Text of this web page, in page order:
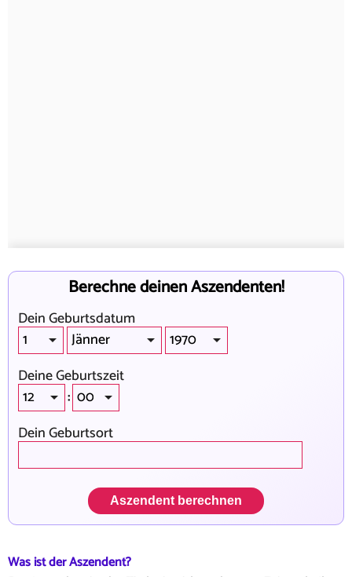
Berechne deinen Aszendenten!
Dein Geburtsdatum
Deine Geburtszeit
:
Dein Geburtsort
Aszendent berechnen
Was ist der Aszendent?